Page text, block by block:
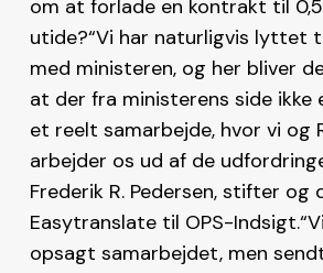
om at forlade en kontrakt til
utide?“Vi har naturligvis lyttet
med ministeren, og her bliver
at der fra ministerens side ikke
et reelt samarbejde, hvor vi og
arbejder os ud af de
Frederik R. Pedersen, stifter og
Easytranslate til OPS-
opsagt samarbejdet, men